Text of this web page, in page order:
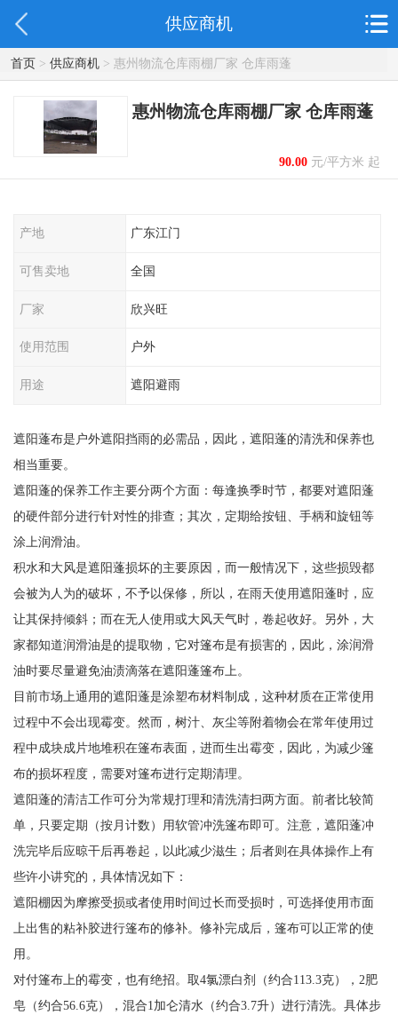
供应商机
首页> 供应商机> 惠州物流仓库雨棚厂家 仓库雨蓬
惠州物流仓库雨棚厂家 仓库雨蓬
90.00元/平方米 起
产地 广东江门
可售卖地 全国
厂家 欣兴旺
使用范围 户外
用途 遮阳避雨
遮阳蓬布是户外遮阳挡雨的必需品，因此，遮阳蓬的清洗和保养也
相当重要。
遮阳蓬的保养工作主要分两个方面：每逢换季时节，都要对遮阳蓬
的硬件部分进行针对性的排查；其次，定期给按钮、手柄和旋钮等
涂上润滑油。
积水和大风是遮阳蓬损坏的主要原因，而一般情况下，这些损毁都
会被为人为的破坏，不予以保修，所以，在雨天使用遮阳蓬时，应
让其保持倾斜；而在无人使用或大风天气时，卷起收好。另外，大
家都知道润滑油是的提取物，它对篷布是有损害的，因此，涂润滑
油时要尽量避免油渍滴落在遮阳蓬篷布上。
目前市场上通用的遮阳蓬是涂塑布材料制成，这种材质在正常使用
过程中不会出现霉变。然而，树汁、灰尘等附着物会在常年使用过
程中成块成片地堆积在篷布表面，进而生出霉变，因此，为减少篷
布的损坏程度，需要对篷布进行定期清理。
遮阳蓬的清洁工作可分为常规打理和清洗清扫两方面。前者比较简
单，只要定期（按月计数）用软管冲洗篷布即可。注意，遮阳蓬冲
洗完毕后应晾干后再卷起，以此减少滋生；后者则在具体操作上有
些许小讲究的，具体情况如下：
遮阳棚因为摩擦受损或者使用时间过长而受损时，可选择使用市面
上出售的粘补胶进行篷布的修补。修补完成后，篷布可以正常的使
用。
对付篷布上的霉变，也有绝招。取4氯漂白剂（约合113.3克），2肥
皂（约合56.6克），混合1加仑清水（约合3.7升）进行清洗。具体步